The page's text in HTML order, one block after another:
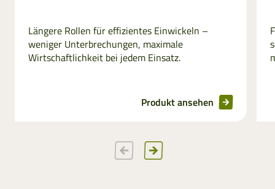
Längere Rollen für effizientes Einwickeln –
weniger Unterbrechungen, maximale
Wirtschaftlichkeit bei jedem Einsatz.
Produkt ansehen